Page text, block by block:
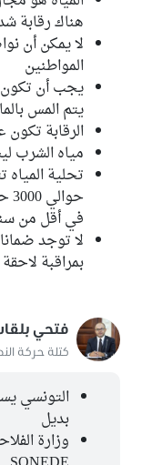
هناك رقابة
لا يمكن أن
المواطنين
يجب أن تكون
يتم المس
الرقابة
مياه الشرب
تحلية
في أقل من
لا توجد
بمراقبة لاحقة
فتحي
كتلة حركة
التونسي
بديل
وزارة